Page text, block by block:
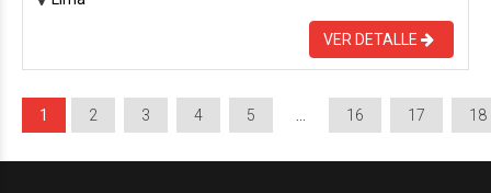
VER DETALLE
1 2 3 4 5 16 17 18